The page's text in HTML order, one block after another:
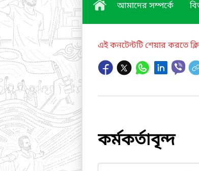
আমাদের সম্পর্কে
এই কনটেন্টটি শেয়ার করতে
কর্মকর্তাবৃন্দ